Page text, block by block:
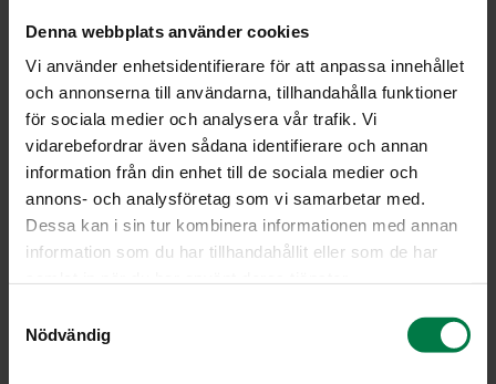
Denna webbplats använder cookies
Vi använder enhetsidentifierare för att anpassa innehållet
och annonserna till användarna, tillhandahålla funktioner
för sociala medier och analysera vår trafik. Vi
vidarebefordrar även sådana identifierare och annan
information från din enhet till de sociala medier och
annons- och analysföretag som vi samarbetar med.
Dessa kan i sin tur kombinera informationen med annan
information som du har tillhandahållit eller som de har
Nödvändig
vuokaa hetken aikaan 175 asteisessa uunissa niin, että
rasva ja sokeri sulavat. Pyörittele vuokaa, jotta seos
levittyy tasaisesti.
Leikkaa raparperin varret ohuiksi viipaleiksi ja lisää
vuokaan.
Taikinaa varten vaahdota margariini ja sokeri. Lisää
munat yksitellen vatkaten. Sekoita keskenään kuivat
aineet, lisää taikinaan ja sekoita nopeasti tasaiseksi.
Kumoa kakku jäähtyneenä ja tarjoa vaniljakastikkeen